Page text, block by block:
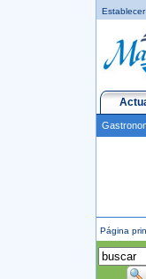
Establecer
Página